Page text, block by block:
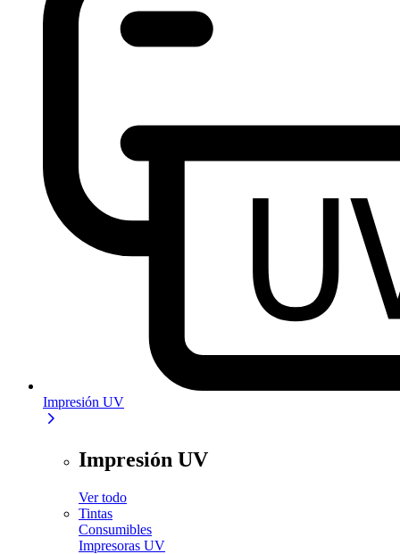
Impresión UV
Impresión UV
Ver todo
Tintas
Consumibles
Impresoras UV